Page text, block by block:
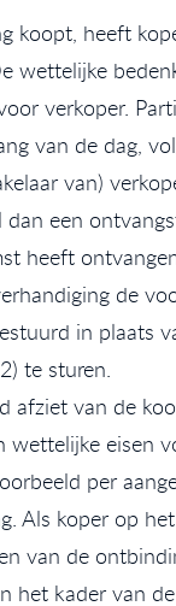
koopt, heeft
wettelijke
verkoper.
van de dag,
van)
dan een
heeft
de
in plaats
te sturen.
afziet van de
wettelijke eisen
per
Als koper op
van de
het kader van